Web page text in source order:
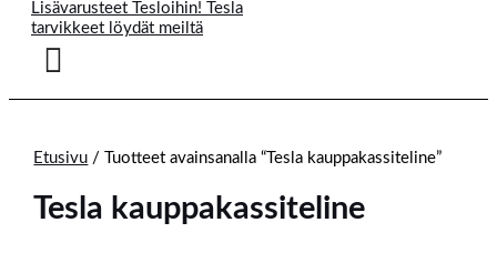
Etusivu / Tuotteet avainsanalla “Tesla kauppakassiteline”
Tesla kauppakassiteline